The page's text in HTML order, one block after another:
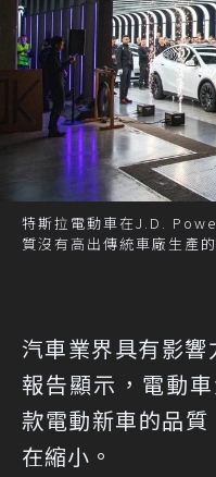
特斯拉電動車在J.D.
質沒有高出傳統車廠生產
汽車業界具有影響
報告顯示，電動
款電動新車的品
在縮小。